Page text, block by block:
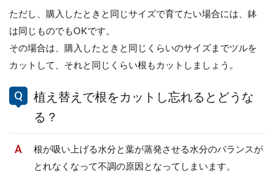
ただし、購入したときと同じサイズで育てたい場合には、鉢
は同じものでもOKです。
その場合は、購入したときと同じくらいのサイズまでツルを
カットして、それと同じくらい根もカットしましょう。
植え替えで根をカットし忘れるとどうな
る？
根が吸い上げる水分と葉が蒸発させる水分のバランスが
とれなくなって不調の原因となってしまいます。